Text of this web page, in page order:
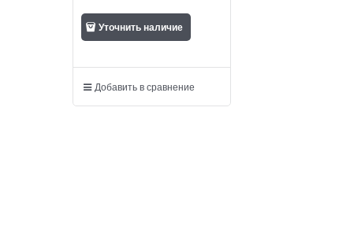
Уточнить наличие
Добавить в сравнение